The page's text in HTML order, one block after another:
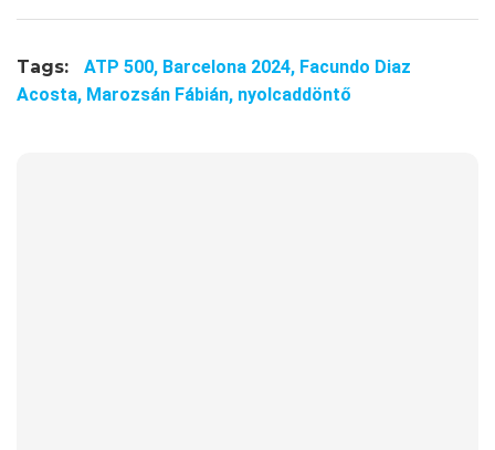
Tags: ATP 500, Barcelona 2024, Facundo Diaz
Acosta, Marozsán Fábián, nyolcaddöntő